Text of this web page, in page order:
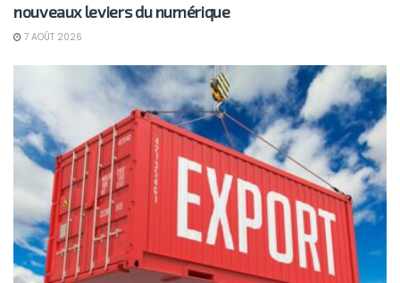
nouveaux leviers du numérique
7 AOÛT 2026